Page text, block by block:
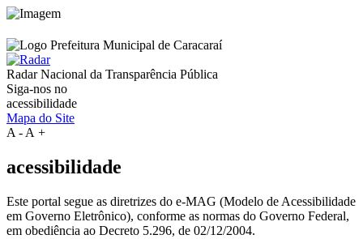
Radar Nacional da Transparência Pública
Siga-nos no
acessibilidade
Mapa do Site
A-A +
acessibilidade
Este portal segue as diretrizes do e-MAG (Modelo de Acessibilidade
em Governo Eletrônico), conforme as normas do Governo Federal,
em obediência ao Decreto 5.296, de 02/12/2004.